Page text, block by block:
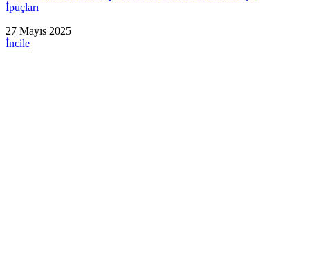
İpuçları
27 Mayıs 2025
İncile